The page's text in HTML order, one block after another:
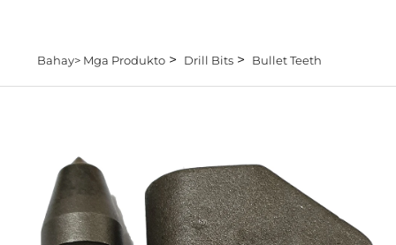
Bahay> Mga Produkto> Drill Bits> Bullet Teeth